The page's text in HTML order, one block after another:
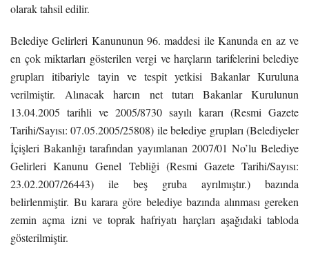
olarak tahsil edilir.
Belediye Gelirleri Kanununun 96. maddesi ile Kanunda en az ve
en çok miktarları gösterilen vergi ve harçların tarifelerini belediye
grupları itibariyle tayin ve tespit yetkisi Bakanlar Kuruluna
verilmiştir. Alınacak harcın net tutarı Bakanlar Kurulunun
13.04.2005 tarihli ve 2005/8730 sayılı kararı (Resmi Gazete
Tarihi/Sayısı: 07.05.2005/25808) ile belediye grupları (Belediyeler
İçişleri Bakanlığı tarafından yayımlanan 2007/01 No’lu Belediye
Gelirleri Kanunu Genel Tebliği (Resmi Gazete Tarihi/Sayısı:
23.02.2007/26443) ile beş gruba ayrılmıştır.) bazında
belirlenmiştir.Bu karara göre belediye bazında alınması gereken
zemin açma izni ve toprak hafriyatı harçları aşağıdaki tabloda
gösterilmiştir.